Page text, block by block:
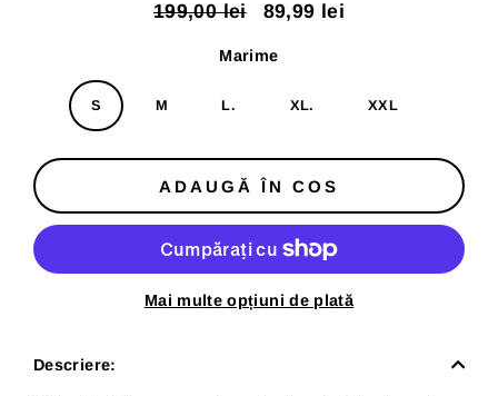
Pret
199,00 leiPret89,99 lei
Marime
S M L. XL. XXL
ADAUGĂ ÎN COS
Mai multe opțiuni de plată
Descriere: